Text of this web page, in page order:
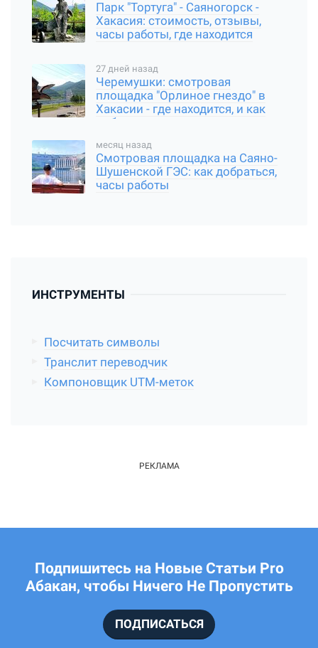
Парк "Тортуга" - Саяногорск -
Хакасия: стоимость, отзывы,
часы работы, где находится
27 дней назад
Черемушки: смотровая
площадка "Орлиное гнездо" в
Хакасии - где находится, и как
добраться
месяц назад
Смотровая площадка на Саяно-
Шушенской ГЭС: как добраться,
часы работы
ИНСТРУМЕНТЫ
Посчитать символы
Транслит переводчик
Компоновщик UTM-меток
Подпишитесь на Новые Статьи Pro
Абакан, чтобы Ничего Не Пропустить
ПОДПИСАТЬСЯ